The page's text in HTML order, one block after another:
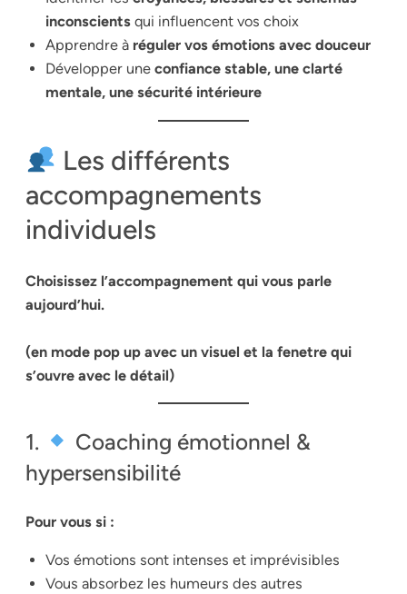
inconscients qui influencent vos choix
Apprendre à réguler vos émotions avec douceur
Développer une confiance stable, une clarté
mentale, une sécurité intérieure
Les différents
accompagnements
individuels
Choisissez l’accompagnement qui vous parle
aujourd’hui.
(en mode pop up avec un visuel et la fenetre qui
s’ouvre avec le détail)
1.
Coaching émotionnel &
hypersensibilité
Pour vous si :
Vos émotions sont intenses et imprévisibles
Vous absorbez les humeurs des autres